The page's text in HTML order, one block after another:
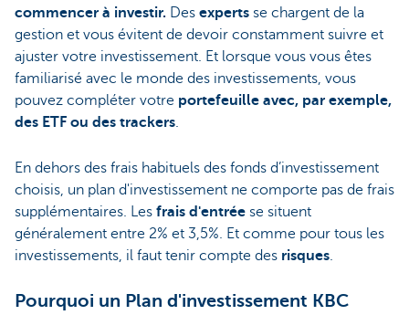
commencer à investir. Des experts se chargent de la
gestion et vous évitent de devoir constamment suivre et
ajuster votre investissement. Et lorsque vous vous êtes
familiarisé avec le monde des investissements, vous
pouvez compléter votre portefeuille avec, par exemple,
des ETF ou des trackers.
En dehors des frais habituels des fonds d’investissement
choisis, un plan d'investissement ne comporte pas de frais
supplémentaires. Les frais d'entrée se situent
généralement entre 2% et 3,5%. Et comme pour tous les
investissements, il faut tenir compte des risques.
Pourquoi un Plan d'investissement KBC